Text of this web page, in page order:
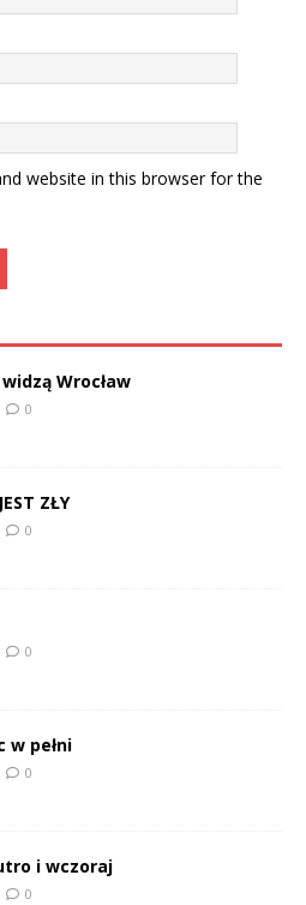
website in this browser for the
Wrocław
0
ZŁY
0
0
w pełni
0
i wczoraj
0